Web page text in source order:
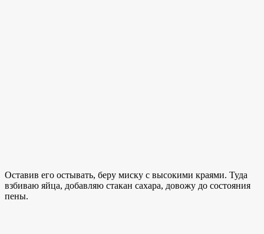
Оставив его остывать, беру миску с высокими краями. Туда
взбиваю яйца, добавляю стакан сахара, довожу до состояния
пены.